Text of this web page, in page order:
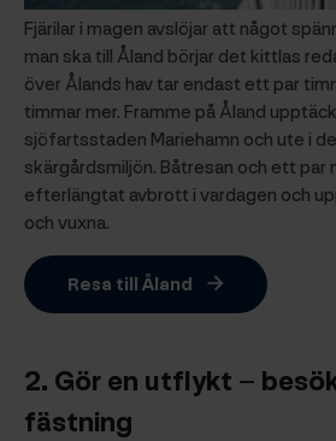
Fjärilar i magen avslöjar att något
man ska till Åland börjar det kittlas
över Ålands hav tar endast ett par
timmar mer. Framme på Åland
sjöfartsstaden Mariehamn och ute i
skärgårdsmiljön. Båtresan och ett
efterlängtat avbrott i vardagen och
och vuxna.
Resa till Åland
2. Gör en utflykt –
fästning